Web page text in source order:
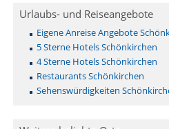
Urlaubs- und Reiseangebote
Eigene Anreise Angebote
5 Sterne Hotels Schönkirchen
4 Sterne Hotels Schönkirchen
Restaurants Schönkirchen
Sehenswürdigkeiten